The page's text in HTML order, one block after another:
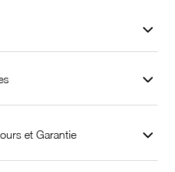
et Garantie